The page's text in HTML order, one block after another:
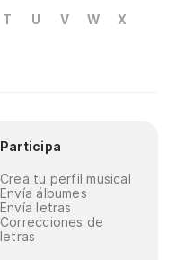
T U V W
X
Participa
Crea tu perfil musical
Envía álbumes
Envía letras
Correcciones de
letras